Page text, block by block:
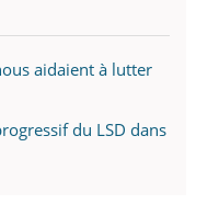
aidaient à lutter
du LSD dans